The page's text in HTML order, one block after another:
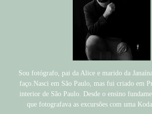
Sou fotógrafo, pai da Alice e marido da
faço.Nasci em São Paulo, mas fui criado em
interior de São Paulo. Desde o ensino
que fotografava as excursões com uma